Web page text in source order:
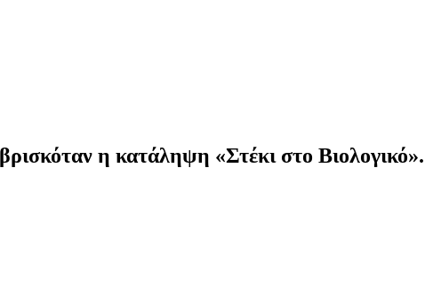
η κατάληψη «Στέκι στο Βιολογικό».